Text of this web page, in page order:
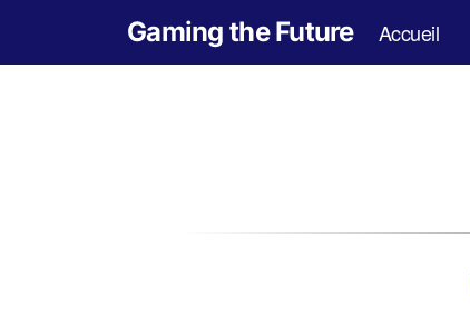
Gaming the Future Accueil